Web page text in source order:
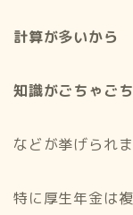
計算が多いから
知識がごちゃご
などが挙げられま
特に厚生年金は